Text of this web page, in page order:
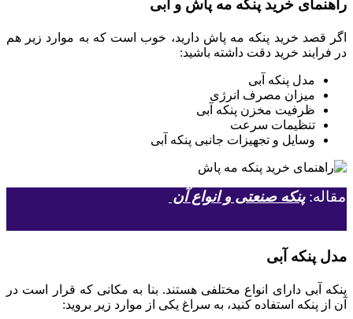
راهنمای خرید پنکه مه پاش و آبی
اگر قصد خرید پنکه مه پاش دارید، خوب است که به موارد زیر هم
در فرایند خرید دقت داشته باشید:
مدل پنکه آبی
میزان مصرف انرژی
ظرفیت مخزن پنکه آبی
تنظیمات سرعت
وسایل و تجهیزات جانبی پنکه آبی
مقاله:پنکه صنعتی و انواع آن
مدل پنکه آبی
پنکه آبی دارای انواع مختلفی هستند. بنا به مکانی که قرار است در
آن از پنکه استفاده کنید، به سراغ یکی از موارد زیر بروید: